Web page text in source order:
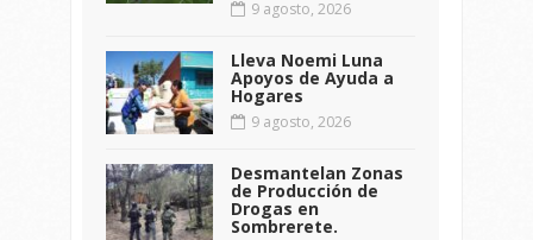
9 agosto, 2026
Lleva Noemi Luna
Apoyos de Ayuda a
Hogares
9 agosto, 2026
Desmantelan Zonas
de Producción de
Drogas en
Sombrerete.